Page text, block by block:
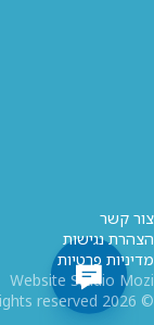
© 2026 Hirshberg brother. All rights reserved.
צור קשר
הצהרת נגישות
מדיניות פרטיות
Website Studio Mozi